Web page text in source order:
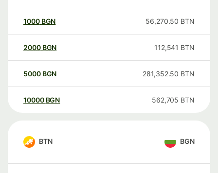
1000 BGN 56,270.50 BTN
2000 BGN 112,541 BTN
5000 BGN 281,352.50 BTN
10000 BGN 562,705 BTN
BTN BGN